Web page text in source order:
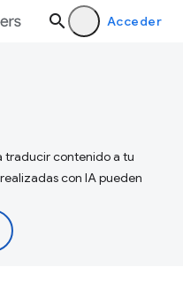
Acceder
traducir contenido a tu
con IA pueden